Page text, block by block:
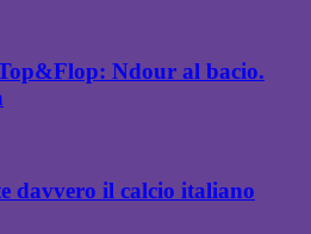
Ndour al bacio.
davvero il calcio italiano